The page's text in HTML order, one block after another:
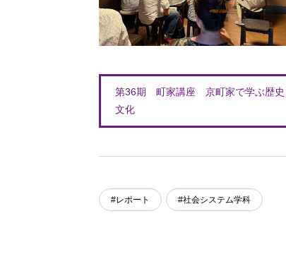
第36期 町家講座 京町家で学ぶ歴史
文化
#レポート #社会システム学科